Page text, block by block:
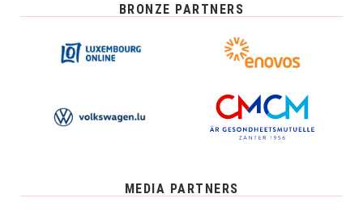
BRONZE PARTNERS
MEDIA PARTNERS